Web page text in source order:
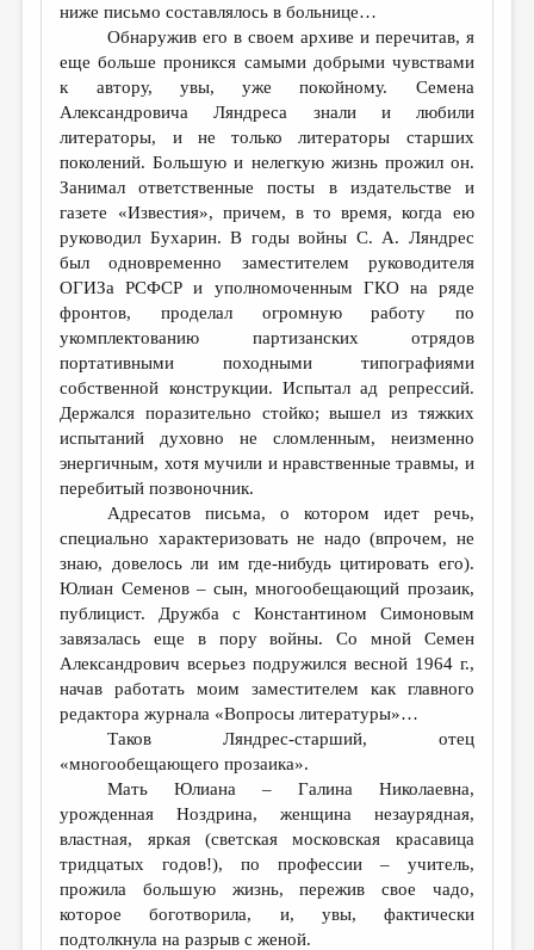
ниже письмо составлялось в больнице…
Обнаружив его в своем архиве и перечитав, я
еще больше проникся самыми добрыми чувствами
к автору, увы, уже покойному. Семена
Александровича Ляндреса знали и любили
литераторы, и не только литераторы старших
поколений. Большую и нелегкую жизнь прожил он.
Занимал ответственные посты в издательстве и
газете «Известия», причем, в то время, когда ею
руководил Бухарин. В годы войны С. А. Ляндрес
был одновременно заместителем руководителя
ОГИЗа РСФСР и уполномоченным ГКО на ряде
фронтов, проделал огромную работу по
укомплектованию партизанских отрядов
портативными походными типографиями
собственной конструкции. Испытал ад репрессий.
Держался поразительно стойко; вышел из тяжких
испытаний духовно не сломленным, неизменно
энергичным, хотя мучили и нравственные травмы, и
перебитый позвоночник.
Адресатов письма, о котором идет речь,
специально характеризовать не надо (впрочем, не
знаю, довелось ли им где-нибудь цитировать его).
Юлиан Семенов – сын, многообещающий прозаик,
публицист. Дружба с Константином Симоновым
завязалась еще в пору войны. Со мной Семен
Александрович всерьез подружился весной 1964 г.,
начав работать моим заместителем как главного
редактора журнала «Вопросы литературы»…
Таков Ляндрес-старший, отец
«многообещающего прозаика».
Мать Юлиана – Галина Николаевна,
урожденная Ноздрина, женщина незаурядная,
властная, яркая (светская московская красавица
тридцатых годов!), по профессии – учитель,
прожила большую жизнь, пережив свое чадо,
которое боготворила, и, увы, фактически
подтолкнула на разрыв с женой.